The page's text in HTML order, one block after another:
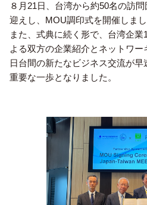
８月21日、台湾から約50名の訪
迎えし、MOU調印式を開催しまし
また、式典に続く形で、台湾企
よる双方の企業紹介とネットワー
日台間の新たなビジネス交流が
重要な一歩となりました。